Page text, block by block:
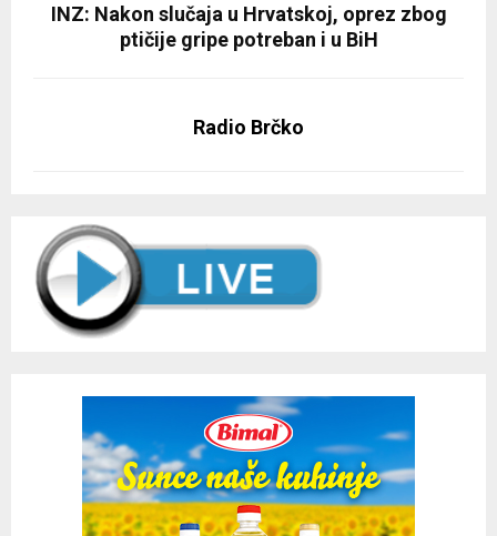
INZ: Nakon slučaja u Hrvatskoj, oprez zbog
ptičije gripe potreban i u BiH
Radio Brčko